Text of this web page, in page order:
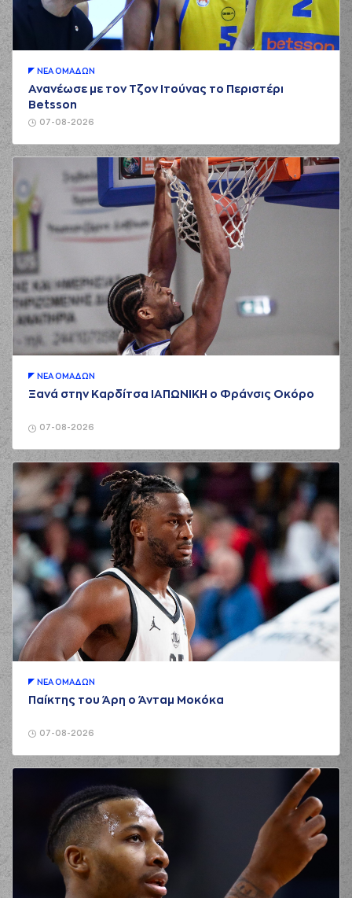
07-08-2026
ΝΕA ΟΜAΔΩΝ
Ανανέωσε με τον Τζον Ιτούνας το Περιστέρι
Betsson
07-08-2026
ΝΕA ΟΜAΔΩΝ
Ξανά στην Καρδίτσα ΙΑΠΩΝΙΚΗ ο Φράνσις Οκόρο
07-08-2026
ΝΕA ΟΜAΔΩΝ
Παίκτης του Άρη ο Άνταμ Μοκόκα